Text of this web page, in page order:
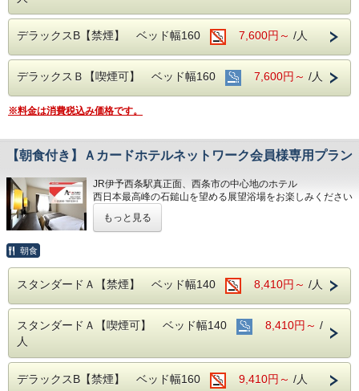
隣がコンビニ、石鎚へのバスも真正面バス停から出ています
■平面120台駐車場 (敷地内＆第二駐車場)
1日１台税込300円 ※バス・トラックは事前予約をお願いし
ます（料金が異なります）
■焼き立てパンや産直市から取り寄せた地元野菜の和洋バイ
キング(定価：￥1320（税込）)
・シモンズ社製デュベスタイルロング＆ワイドベッドで快適
な寝心地
・43型壁掛けテレビ、全室加湿機能付き空気清浄機、今治
タオル、各部屋Wi-Fi
■各種サービス
ウェルカムドリンク 14:00〜23:00、コインランドリー 7：
00～22：00（有料）、自動販売機、製氷機、電子レンジ、
詳しくはホテルまでお問い合わせくださいませ
デラックスB【禁煙】 ベッド幅160 7,600円～ /人
デラックスＢ【喫煙可】 ベッド幅160 7,600円～ /人
※料金は消費税込み価格です。
【朝食付き】Ａカードホテルネットワーク会員様専用プラン
JR伊予西条駅真正面、西条市の中心地のホテル
西日本最高峰の石鎚山を望める展望浴場をお楽しみください
■男女別展望浴場(最上階：９階)
西日本最高峰の石鎚山や西条市の街並を望める人工ヘルスト
■JR伊予西条駅より徒歩1分の好立地
■平面120台駐車場 (敷地内＆第二駐車場)
1日１台税込300円 ※バス・トラックは事前予約をお願いし
■焼き立てパンや産直市から取り寄せた地元野菜の和洋バイ
もっと見る
朝食
スタンダードＡ【禁煙】 ベッド幅140 8,410円～ /人
スタンダードＡ【喫煙可】 ベッド幅140 8,410円～ /
人
デラックスB【禁煙】 ベッド幅160 9,410円～ /人